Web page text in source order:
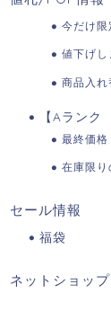
今だけ限
値下げし
商品入れ
【Aラン
最終価格
在庫限り
セール情報
福袋
ネットショップ